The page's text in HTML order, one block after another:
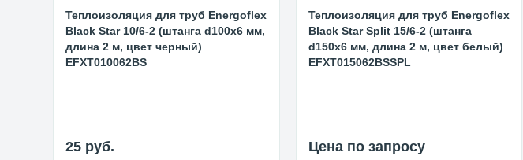
Теплоизоляция для труб Energoflex
Black Star 10/6-2 (штанга d100x6 мм,
длина 2 м, цвет черный)
EFXT010062BS
25 руб.
Теплоизоляция для труб Energoflex
Black Star Split 15/6-2 (штанга
d150x6 мм, длина 2 м, цвет белый)
EFXT015062BSSPL
Цена по запросу